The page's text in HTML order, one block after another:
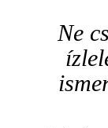
Ne